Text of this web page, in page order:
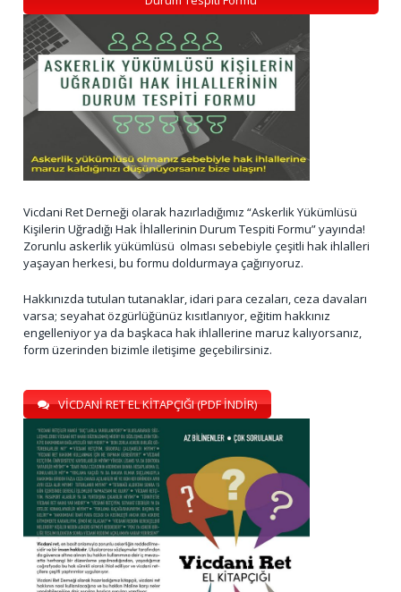
Vicdani Ret Derneği olarak hazırladığımız “Askerlik Yükümlüsü
Kişilerin Uğradığı Hak İhlallerinin Durum Tespiti Formu” yayında!
Zorunlu askerlik yükümlüsü olması sebebiyle çeşitli hak ihlalleri
yaşayan herkesi, bu formu doldurmaya çağırıyoruz.
Hakkınızda tutulan tutanaklar, idari para cezaları, ceza davaları
varsa; seyahat özgürlüğünüz kısıtlanıyor, eğitim hakkınız
engelleniyor ya da başkaca hak ihlallerine maruz kalıyorsanız,
form üzerinden bizimle iletişime geçebilirsiniz.
VİCDANİ RET EL KİTAPÇIĞI (PDF İNDİR)